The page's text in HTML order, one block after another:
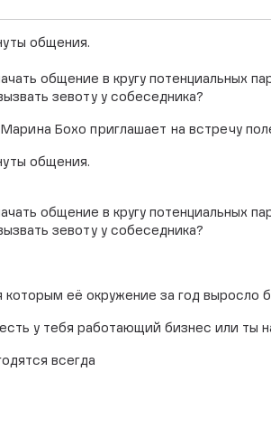
общения.
общение в кругу потенциальных
зевоту у собеседника?
Бохо приглашает на встречу
общения.
общение в кругу потенциальных
зевоту у собеседника?
её окружение за год выросло
у тебя работающий бизнес или ты
всегда